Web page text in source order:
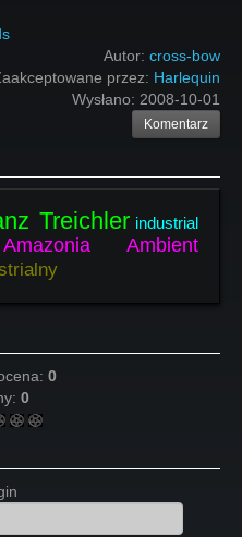
Autor: cross-bow
przez: Harlequin
Wysłano: 2008-10-01
Komentarz
Treichler industrial
Amazonia Ambient
0
0